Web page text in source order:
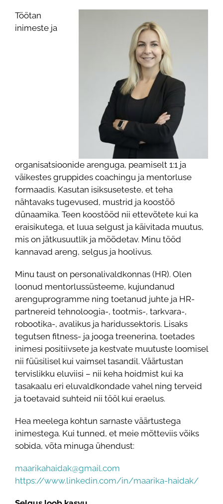
Töötan
inimeste ja
organisatsioonide arenguga, peamiselt 1:1 ja
väikestes gruppides coachingu ja mentorluse
formaadis. Kasutan isiksuseteste, et teha
nähtavaks tugevused, mustrid ja koostöö
dünaamika. Teen koostööd nii ettevõtete kui ka
eraisikutega, et luua selgust ja käivitada muutus,
mis on jätkusuutlik ja mõõdetav. Minu tööd
kannavad areng, selgus ja hoolivus.
Minu taust on personalivaldkonnas (HR). Olen
loonud mentorlussüsteeme, kujundanud
arenguprogramme ning toetanud juhte ja HR-
partnereid tehnoloogia-, tootmis-, tarkvara-,
robootika-, avalikus ja haridussektoris. Lisaks
tegutsen fitness- ja jooga treenerina, toetades
inimesi positiivsete ja kestvate muutuste loomisel
nii füüsilisel kui vaimsel tasandil. Väärtustan
tervislikku eluviisi – nii keha hoidmist kui ka
tasakaalu eri eluvaldkondade vahel ning terveid
ja toetavaid suhteid nii tööl kui eraelus.
Hea meelega kohtun sarnaste väärtustega
inimestega. Kui tunned, et meie mõtteviis võiks
sobida, võta minuga ühendust:
maarikahaidak@gmail.com
https://www.linkedin.com/in/maarika-haidak/